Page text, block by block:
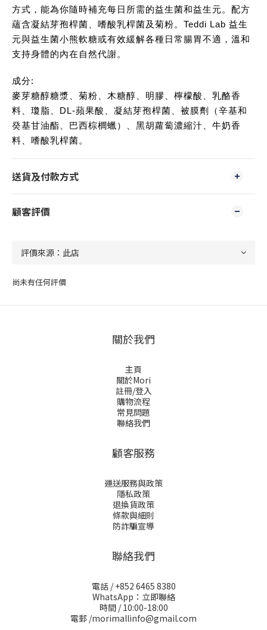
方式，能為你隨時補充每日所需的益生菌和益生元。配方
蘊含凝結芽孢桿菌、嗜酸乳桿菌及菊粉。Teddi Lab 益生
元與益生菌小熊軟糖或有效緩解各種日常腸胃不適，溫和
支持身體的內在自然代謝。
成分:
麥芽糖醇糖漿、菊粉、木糖醇、明膠、檸檬酸、乳酪香
料、瓊脂、DL-蘋果酸、凝結芽孢桿菌、被膜劑（辛基和
癸基甘油酯、巴西棕櫚蠟）、黑胡蘿蔔濃縮汁、牛奶香
料、嗜酸乳桿菌。
送貨及付款方式
顧客評價
尚未有任何評價
關於我們
主頁
關於Mori
註冊/登入
購物流程
常見問題
聯絡我們
顧客服務
運送服務與政策
隱私政策
退換貨政策
條款與細則
防詐騙宣導
聯絡我們
電話 / +852 6465 8380
WhatsApp：立即聯絡
時間 / 10:00-18:00
電郵 /morimallinfo@gmail.com